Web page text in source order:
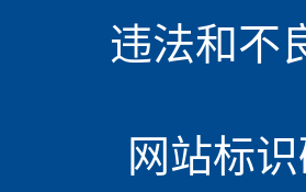
违法和不
网站标